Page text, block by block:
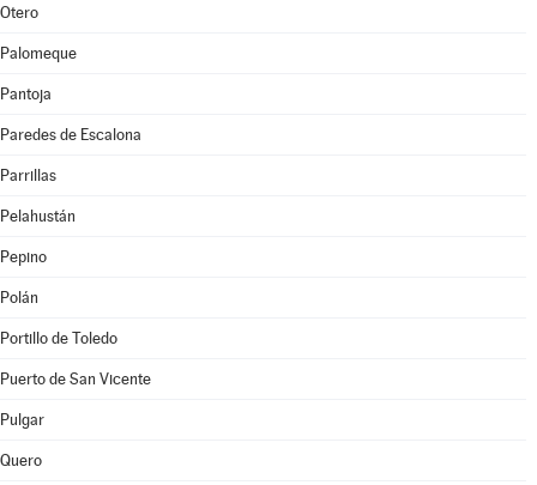
Otero
Palomeque
Pantoja
Paredes de Escalona
Parrillas
Pelahustán
Pepino
Polán
Portillo de Toledo
Puerto de San Vicente
Pulgar
Quero